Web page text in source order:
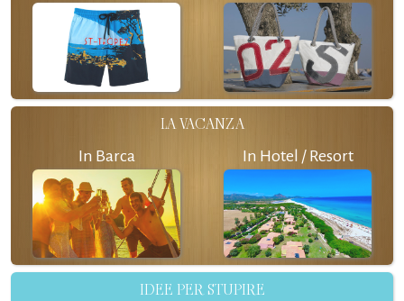
LA VACANZA
In Barca In Hotel / Resort
IDEE PER STUPIRE